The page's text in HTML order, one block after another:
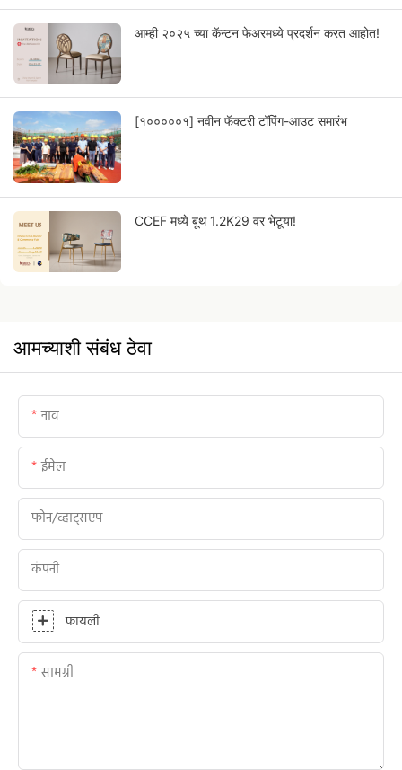
आम्ही २०२५ च्या कॅन्टन फेअरमध्ये प्रदर्शन करत आहोत!
[१०००००१] नवीन फॅक्टरी टॉपिंग-आउट समारंभ
CCEF मध्ये बूथ 1.2K29 वर भेटूया!
आमच्याशी संबंध ठेवा
नाव
ईमेल
फोन/व्हाट्सएप
कंपनी
फायली
सामग्री